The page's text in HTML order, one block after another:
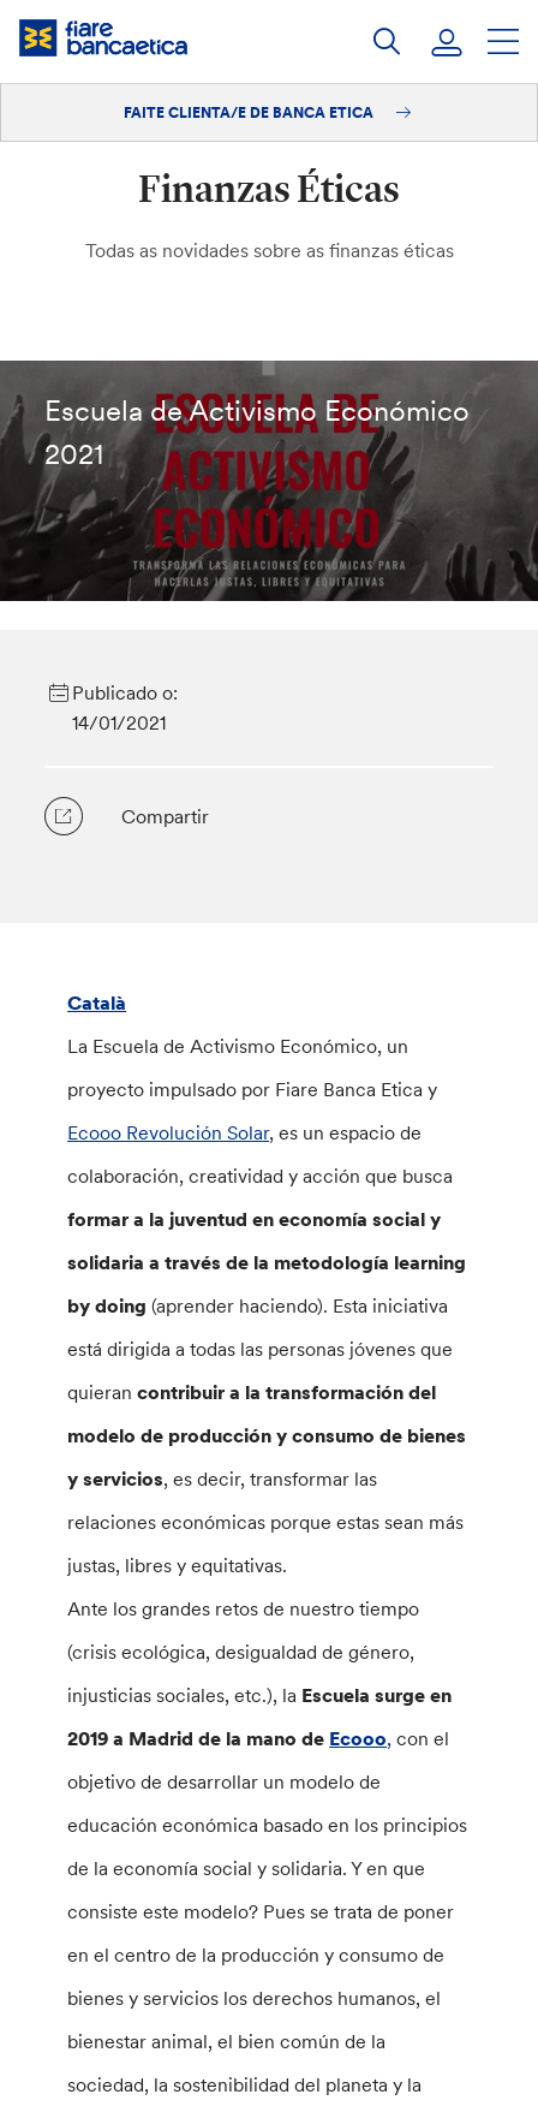
Saltar
FAITE CLIENTA/E DE BANCA ETICA
Finanzas Éticas
Todas as novidades sobre as finanzas éticas
Escuela de Activismo Económico
2021
Publicado o:
14/01/2021
Compartir
Català
La Escuela de Activismo Económico, un
proyecto impulsado por Fiare Banca Etica y
Ecooo Revolución Solar, es un espacio de
colaboración, creatividad y acción que busca
formar a la juventud en economía social y
solidaria a través de la metodología learning
by doing (aprender haciendo). Esta iniciativa
está dirigida a todas las personas jóvenes que
quierancontribuir a la transformación del
modelo de producción y consumo de bienes
y servicios, es decir, transformar las
relaciones económicas porque estas sean más
justas, libres y equitativas.
Ante los grandes retos de nuestro tiempo
(crisis ecológica, desigualdad de género,
injusticias sociales, etc.), la Escuela surge en
2019 a Madrid de la mano de Ecooo, con el
objetivo de desarrollar un modelo de
educación económica basado en los principios
de la economía social y solidaria. Y en que
consiste este modelo? Pues se trata de poner
en el centro de la producción y consumo de
bienes y servicios los derechos humanos, el
bienestar animal, el bien común de la
sociedad, la sostenibilidad del planeta y la